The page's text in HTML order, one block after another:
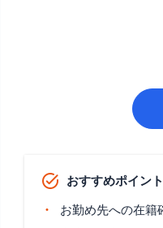
おすすめポイント
お勤め先への在籍